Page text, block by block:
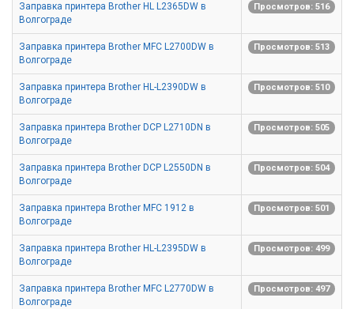
Заправка принтера Brother HL L2365DW в
Волгограде
Просмотров: 516
Заправка принтера Brother MFC L2700DW в
Волгограде
Просмотров: 513
Заправка принтера Brother HL-L2390DW в
Волгограде
Просмотров: 510
Заправка принтера Brother DCP L2710DN в
Волгограде
Просмотров: 505
Заправка принтера Brother DCP L2550DN в
Волгограде
Просмотров: 504
Заправка принтера Brother MFC 1912 в
Волгограде
Просмотров: 501
Заправка принтера Brother HL-L2395DW в
Волгограде
Просмотров: 499
Заправка принтера Brother MFC L2770DW в
Волгограде
Просмотров: 497